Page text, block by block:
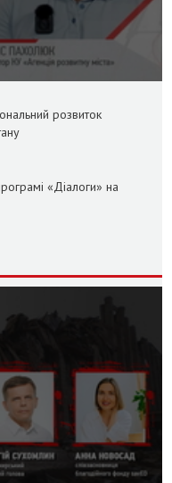
розвиток
«Діалоги» на